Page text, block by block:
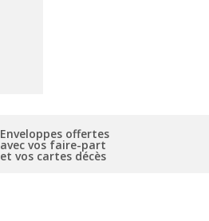
Enveloppes offertes
avec vos faire-part
et vos cartes décès